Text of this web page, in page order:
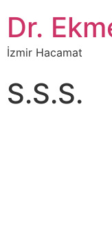
Dr.
İzmir Hacamat
S.S.S.